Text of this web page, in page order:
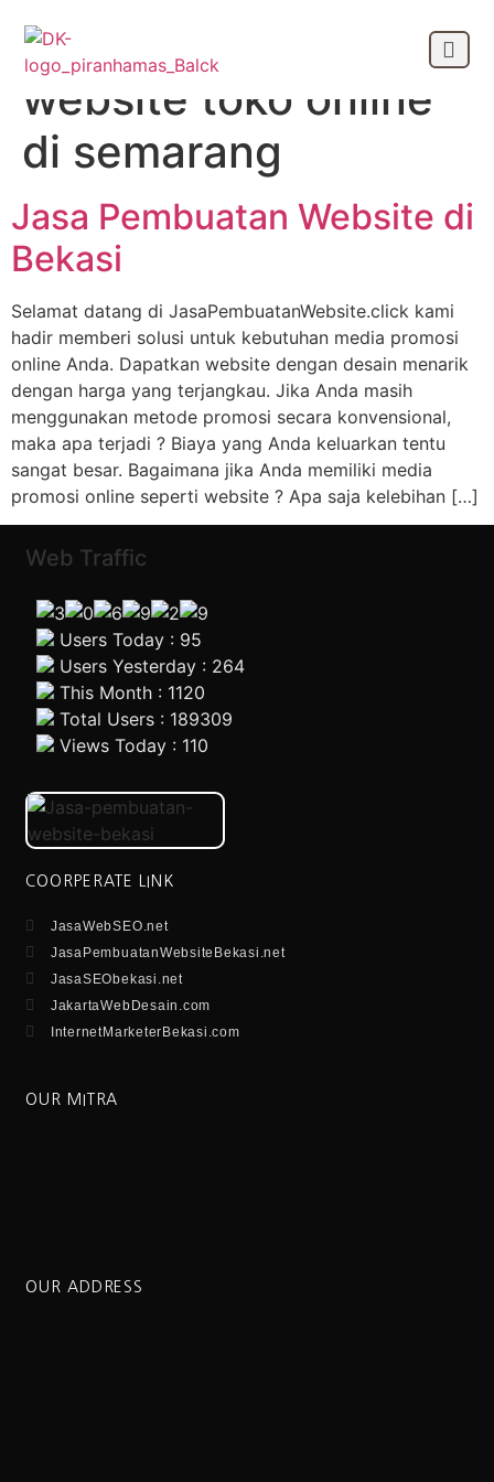
Tag:
jasa pembuatan
website toko online
di semarang
Jasa Pembuatan Website di
Bekasi
Selamat datang di JasaPembuatanWebsite.click kami
hadir memberi solusi untuk kebutuhan media promosi
online Anda. Dapatkan website dengan desain menarik
dengan harga yang terjangkau. Jika Anda masih
menggunakan metode promosi secara konvensional,
maka apa terjadi ? Biaya yang Anda keluarkan tentu
sangat besar. Bagaimana jika Anda memiliki media
promosi online seperti website ? Apa saja kelebihan […]
Web Traffic
Users Today : 95
Users Yesterday : 264
This Month : 1120
Total Users : 189309
Views Today : 110
COORPERATE LINK
JasaWebSEO.net
JasaPembuatanWebsiteBekasi.net
JasaSEObekasi.net
JakartaWebDesain.com
InternetMarketerBekasi.com
OUR MITRA
OUR ADDRESS